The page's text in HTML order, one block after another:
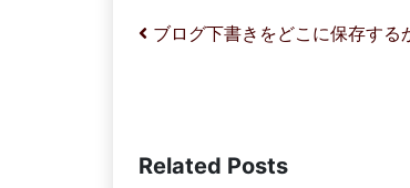
投稿ナビゲーシ
ブログ下書きをどこに保存する
Related Posts